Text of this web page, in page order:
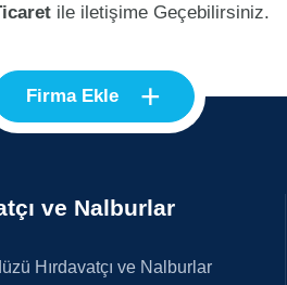
ile iletişime Geçebilirsiniz.
Firma Ekle +
ve Nalburlar
Hırdavatçı ve Nalburlar